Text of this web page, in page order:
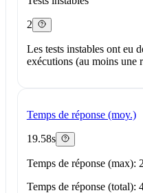
2
Les tests instables ont eu
exécutions (au moins une
Temps de réponse (moy.)
19.58s
Temps de réponse (max):
Temps de réponse (total):